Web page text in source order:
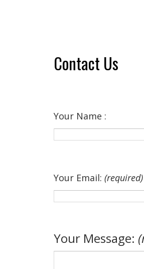
Contact Us
Your Name :
Your Email: (required)
Your Message: